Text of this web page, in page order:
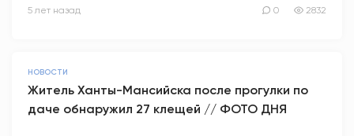
5 лет назад 0 2832
НОВОСТИ
Житель Ханты-Мансийска после прогулки по
даче обнаружил 27 клещей // ФОТО ДНЯ